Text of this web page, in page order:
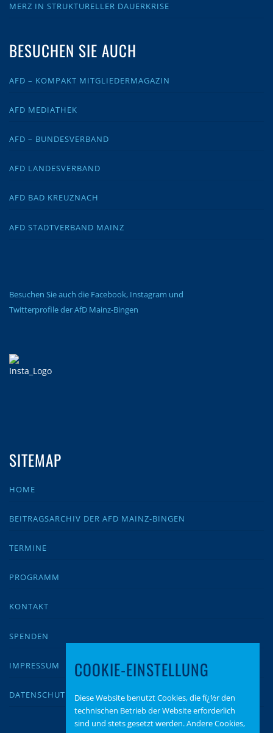
MERZ IN STRUKTURELLER DAUERKRISE
BESUCHEN SIE AUCH
AFD – KOMPAKT MITGLIEDERMAGAZIN
AFD MEDIATHEK
AFD – BUNDESVERBAND
AFD LANDESVERBAND
AFD BAD KREUZNACH
AFD STADTVERBAND MAINZ
Besuchen Sie auch die Facebook, Instagram und
Twitterprofile der AfD Mainz-Bingen
SITEMAP
HOME
BEITRAGSARCHIV DER AFD MAINZ-BINGEN
TERMINE
PROGRAMM
KONTAKT
SPENDEN
IMPRESSUM
DATENSCHUTZ
COOKIE-EINSTELLUNG
Diese Website benutzt Cookies, die fï¿½r den
technischen Betrieb der Website erforderlich
sind und stets gesetzt werden. Andere Cookies,